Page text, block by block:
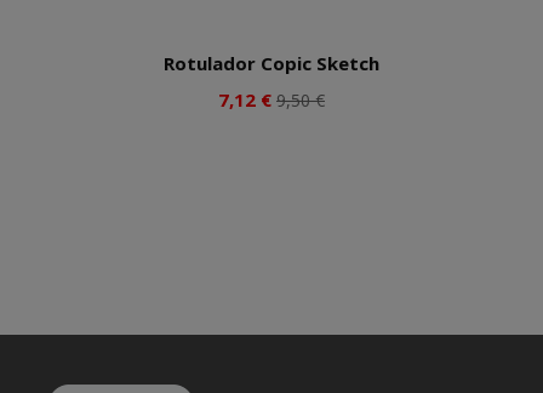
Rotulador Copic Sketch
7,12 € 9,50 €